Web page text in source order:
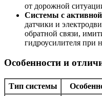
от дорожной
Системы с
датчики и
обратной связи,
гидроусилителя при
Особенности и
Тип системы